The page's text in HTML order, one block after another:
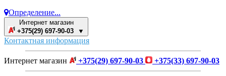
Определение...
Интернет магазин
+375(29) 697-90-03 ▼
Контактная информация
Интернет магазин +375(29) 697-90-03 +375(33) 697-90-03